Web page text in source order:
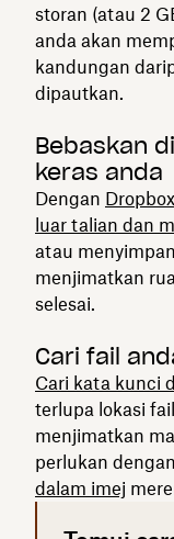
storan (atau 2
anda akan
kandungan
dipautkan.
Bebaskan
keras anda
Dengan
luar talian dan
atau
menjimatkan
selesai.
Cari fail
Cari kata kunci
terlupa lokasi
menjimatkan
perlukan dengan
dalam imej